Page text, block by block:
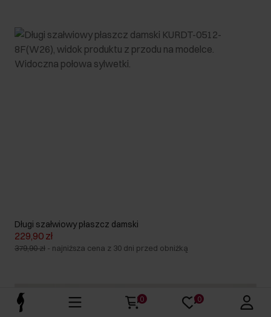
Długi szałwiowy płaszcz damski
229,90 zł
379,90 zł - najniższa cena z 30 dni przed obniżką
0 0